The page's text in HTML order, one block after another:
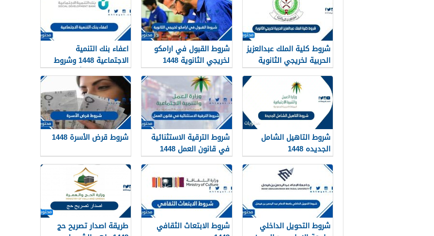
شروط كلية الملك عبدالعزيز
الحربية لخريجي الثانوية
1448
شروط القبول في ارامكو
لخريجي الثانوية 1448
اعفاء بنك التنمية
الاجتماعية 1448 وشروط
تقديم الطلب وأهم الأوراق
والمستندات
شروط التاهيل الشامل
الجديده 1448
شروط الترقية الاستثنائية
في قانون العمل 1448
شروط قرض الأسرة 1448
شروط التحويل الداخلي
شروط الابتعاث الثقافي
طريقة اصدار تصريح حج